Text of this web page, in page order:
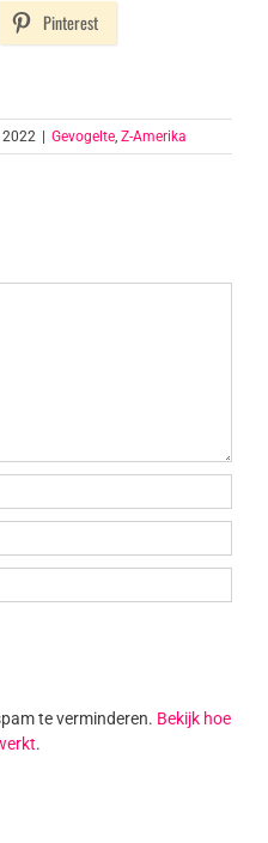
Pinterest
| Gevogelte Z-Amerika
te verminderen. Bekijk hoe
.